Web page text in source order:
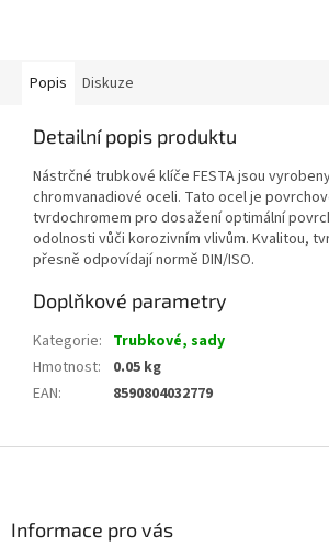
Popis Diskuze
Detailní popis produktu
Nástrčné trubkové klíče FESTA jsou
chromvanadiové oceli. Tato ocel je
tvrdochromem pro dosažení optimální
odolnosti vůči korozivním vlivům. Kvalitou,
přesně odpovídají normě DIN/ISO.
Doplňkové parametry
Kategorie: Trubkové, sady
Hmotnost:
0.05 kg
EAN: 8590804032779
Informace pro vás